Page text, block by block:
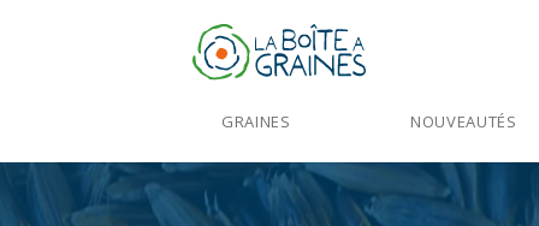
GRAINES NOUVEAUTÉS